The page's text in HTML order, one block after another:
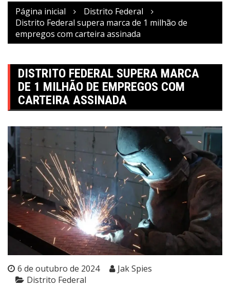
Página inicial
Distrito Federal
Distrito Federal supera marca de 1 milhão de
empregos com carteira assinada
DISTRITO FEDERAL SUPERA MARCA
DE 1 MILHÃO DE EMPREGOS COM
CARTEIRA ASSINADA
6 de outubro de 2024
Jak Spies
Distrito Federal